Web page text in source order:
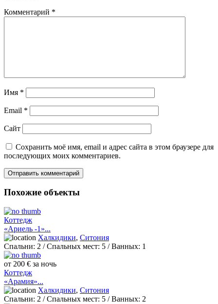
Комментарий *
Имя *
Email *
Сайт
Сохранить моё имя, email и адрес сайта в этом браузере для
последующих моих комментариев.
Похожие объекты
Коттедж
«Ариель -1»...
Халкидики, Ситония
Спальни: 2 / Спальных мест: 5 /Ванных: 1
от 200 € за ночь
Коттедж
«Арамия»...
Халкидики, Ситония
Спальни: 2 / Спальных мест: 5 /Ванных: 2